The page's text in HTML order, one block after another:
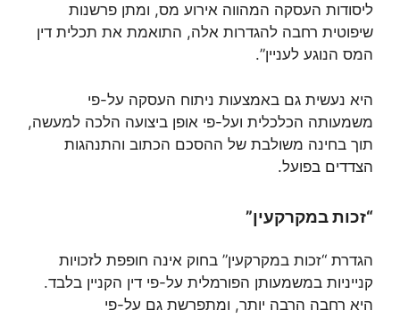
ליסודות העסקה המהווה אירוע מס, ומתן פרשנות
שיפוטית רחבה להגדרות אלה, התואמת את תכלית דין
המס הנוגע לעניין”.
היא נעשית גם באמצעות ניתוח העסקה על-פי
משמעותה הכלכלית ועל-פי אופן ביצועה הלכה למעשה,
תוך בחינה משולבת של ההסכם הכתוב והתנהגות
הצדדים בפועל.
“זכות במקרקעין”
הגדרת “זכות במקרקעין” בחוק אינה חופפת לזכויות
קנייניות במשמעותן הפורמלית על-פי דין הקניין בלבד.
היא רחבה הרבה יותר, ומתפרשת גם על-פי